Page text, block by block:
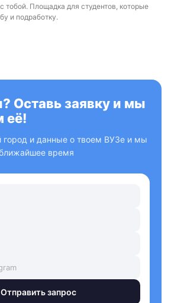
тобой. Площадка для студентов, которые
и подработку.
Оставь заявку и мы
её!
город и данные о твоем ВУЗе и мы
время
Отправить запрос